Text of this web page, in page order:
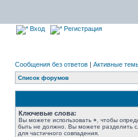
Вход Регистрация
Сообщения без ответов | Активные
Список форумов
Ключевые слова:
Вы можете использовать + , чтобы
быть не должно. Вы можете разделить
для частичного совпадения.